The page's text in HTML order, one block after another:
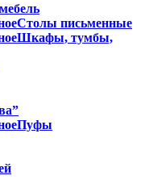
Столы письменные
Шкафы, тумбы,
Пуфы